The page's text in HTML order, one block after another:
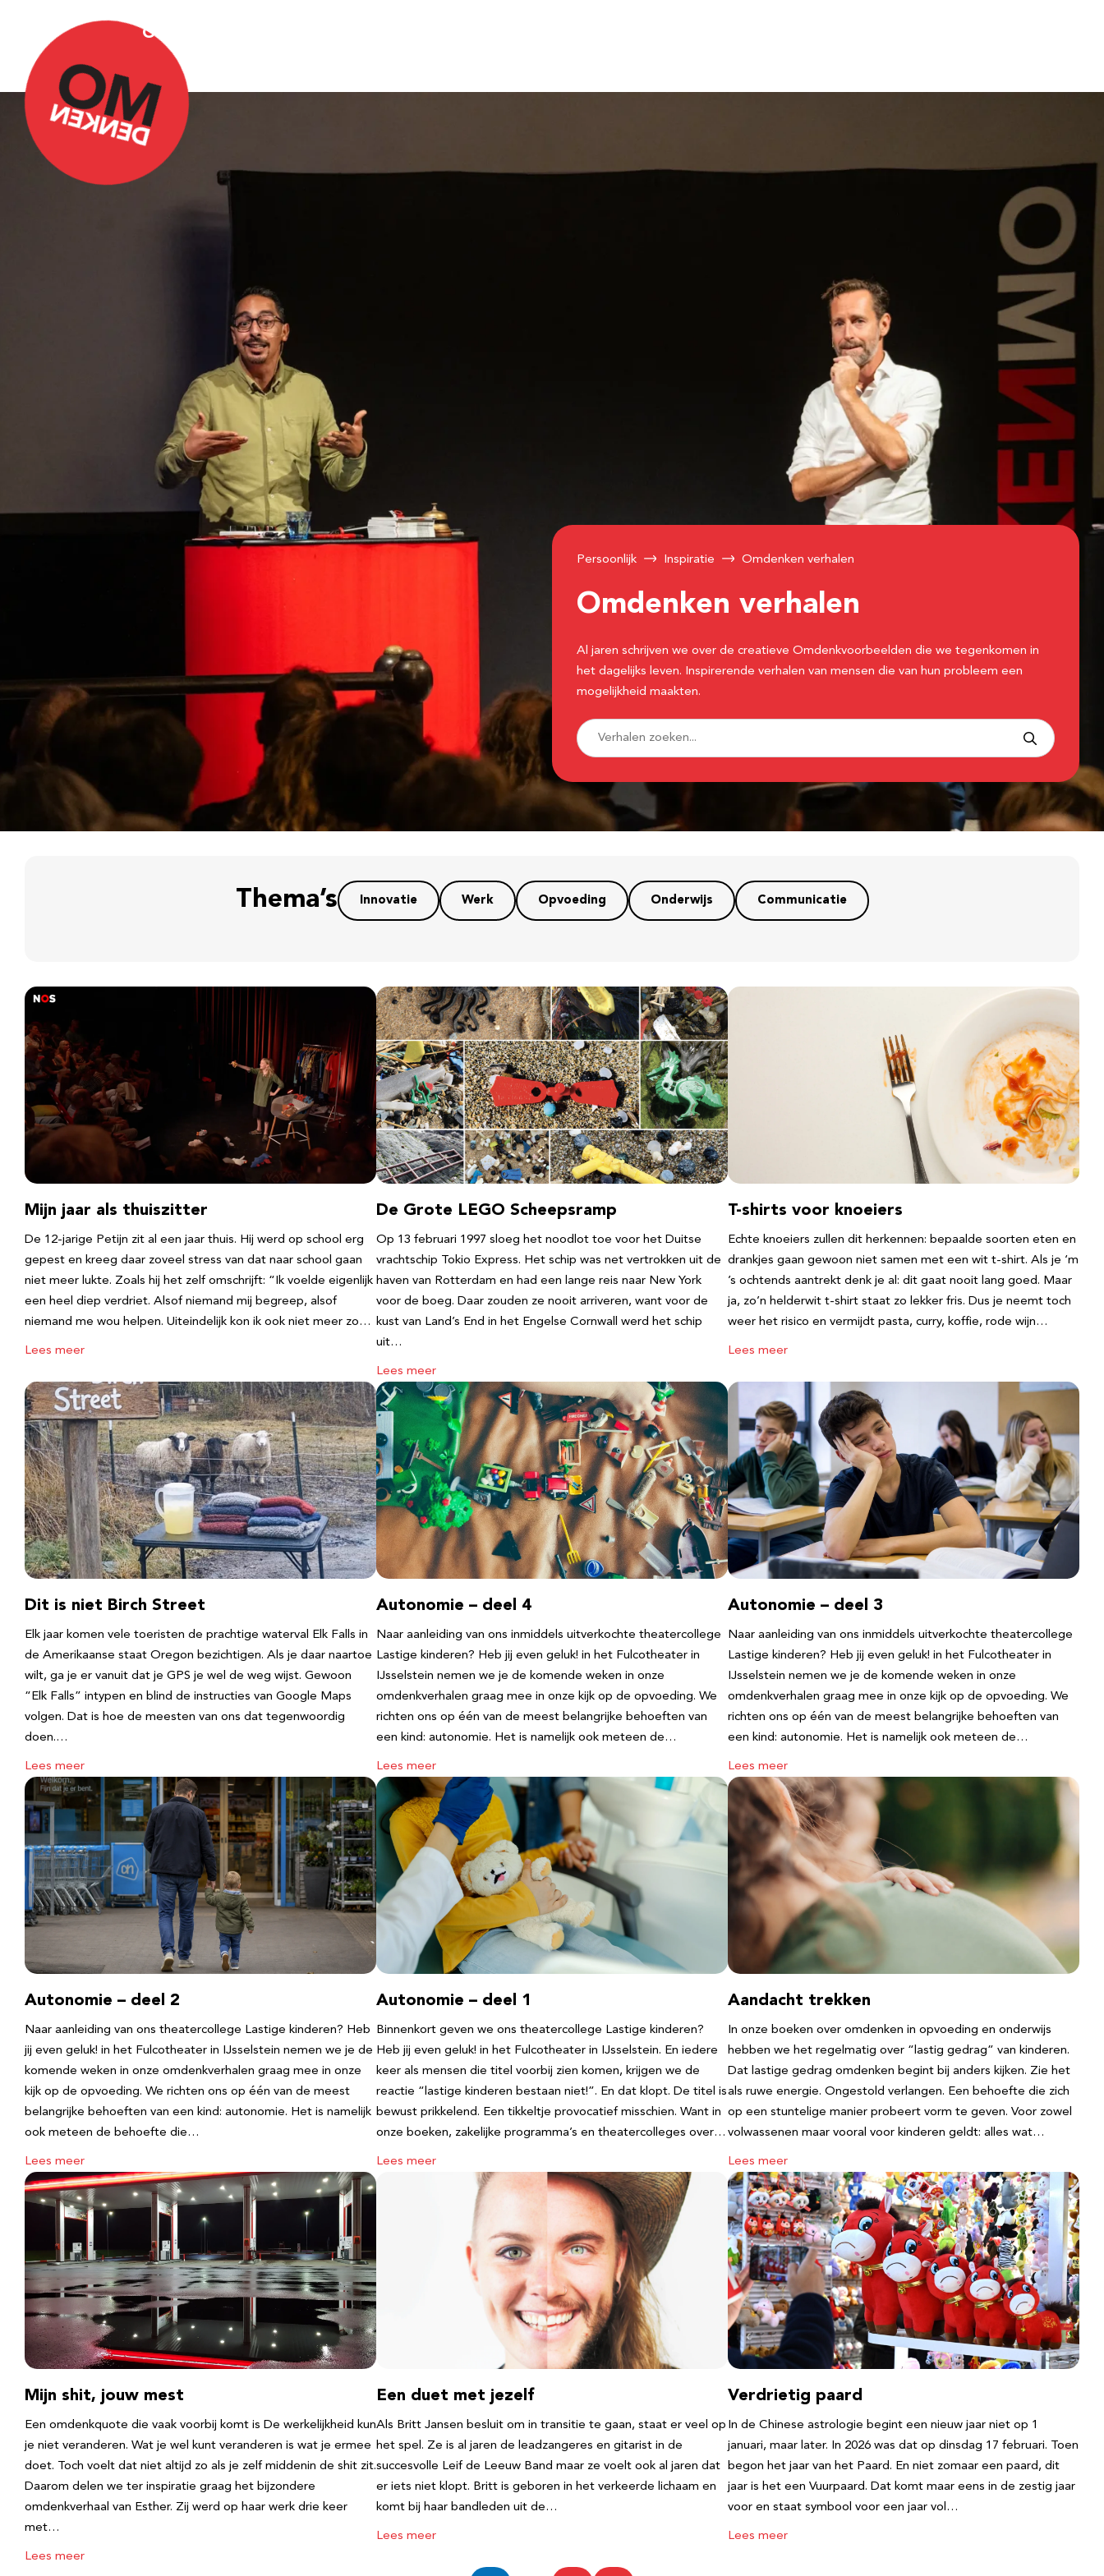
Over Omdenken
Persoonlijk Inspiratie Omdenken verhalen
Omdenken verhalen
Al jaren schrijven we over de creatieve Omdenkvoorbeelden die we tegenkomen in
het dagelijks leven. Inspirerende verhalen van mensen die van hun probleem een
mogelijkheid maakten.
Thema’s Innovatie Werk Opvoeding Onderwijs Communicatie
Mijn jaar als thuiszitter
De 12-jarige Petijn zit al een jaar thuis. Hij werd op school erg
gepest en kreeg daar zoveel stress van dat naar school gaan
niet meer lukte. Zoals hij het zelf omschrijft: “Ik voelde eigenlijk
een heel diep verdriet. Alsof niemand mij begreep, alsof
niemand me wou helpen. Uiteindelijk kon ik ook niet meer zo…
Lees meer
De Grote LEGO Scheepsramp
Op 13 februari 1997 sloeg het noodlot toe voor het Duitse
vrachtschip Tokio Express. Het schip was net vertrokken uit de
haven van Rotterdam en had een lange reis naar New York
voor de boeg. Daar zouden ze nooit arriveren, want voor de
kust van Land’s End in het Engelse Cornwall werd het schip
uit…
Lees meer
T-shirts voor knoeiers
Echte knoeiers zullen dit herkennen: bepaalde soorten eten en
drankjes gaan gewoon niet samen met een wit t-shirt. Als je ‘m
’s ochtends aantrekt denk je al: dit gaat nooit lang goed. Maar
ja, zo’n helderwit t-shirt staat zo lekker fris. Dus je neemt toch
weer het risico en vermijdt pasta, curry, koffie, rode wijn…
Lees meer
Dit is niet Birch Street
Elk jaar komen vele toeristen de prachtige waterval Elk Falls in
de Amerikaanse staat Oregon bezichtigen. Als je daar naartoe
wilt, ga je er vanuit dat je GPS je wel de weg wijst. Gewoon
“Elk Falls” intypen en blind de instructies van Google Maps
volgen. Dat is hoe de meesten van ons dat tegenwoordig
doen.…
Lees meer
Autonomie – deel 4
Naar aanleiding van ons inmiddels uitverkochte theatercollege
Lastige kinderen? Heb jij even geluk! in het Fulcotheater in
IJsselstein nemen we je de komende weken in onze
omdenkverhalen graag mee in onze kijk op de opvoeding. We
richten ons op één van de meest belangrijke behoeften van
een kind: autonomie. Het is namelijk ook meteen de…
Lees meer
Autonomie – deel 3
Naar aanleiding van ons inmiddels uitverkochte theatercollege
Lastige kinderen? Heb jij even geluk! in het Fulcotheater in
IJsselstein nemen we je de komende weken in onze
omdenkverhalen graag mee in onze kijk op de opvoeding. We
richten ons op één van de meest belangrijke behoeften van
een kind: autonomie. Het is namelijk ook meteen de…
Lees meer
Autonomie – deel 2
Naar aanleiding van ons theatercollege Lastige kinderen? Heb
jij even geluk! in het Fulcotheater in IJsselstein nemen we je de
komende weken in onze omdenkverhalen graag mee in onze
kijk op de opvoeding. We richten ons op één van de meest
belangrijke behoeften van een kind: autonomie. Het is namelijk
ook meteen de behoefte die…
Lees meer
Autonomie – deel 1
Binnenkort geven we ons theatercollege Lastige kinderen?
Heb jij even geluk! in het Fulcotheater in IJsselstein. En iedere
keer als mensen die titel voorbij zien komen, krijgen we de
reactie “lastige kinderen bestaan niet!”. En dat klopt. De titel is
bewust prikkelend. Een tikkeltje provocatief misschien. Want in
onze boeken, zakelijke programma’s en theatercolleges over…
Lees meer
Aandacht trekken
In onze boeken over omdenken in opvoeding en onderwijs
hebben we het regelmatig over “lastig gedrag” van kinderen.
Dat lastige gedrag omdenken begint bij anders kijken. Zie het
als ruwe energie. Ongestold verlangen. Een behoefte die zich
op een stuntelige manier probeert vorm te geven. Voor zowel
volwassenen maar vooral voor kinderen geldt: alles wat…
Lees meer
Mijn shit, jouw mest
Een omdenkquote die vaak voorbij komt is De werkelijkheid kun
je niet veranderen. Wat je wel kunt veranderen is wat je ermee
doet. Toch voelt dat niet altijd zo als je zelf middenin de shit zit.
Daarom delen we ter inspiratie graag het bijzondere
omdenkverhaal van Esther. Zij werd op haar werk drie keer
met…
Lees meer
Een duet met jezelf
Als Britt Jansen besluit om in transitie te gaan, staat er veel op
het spel. Ze is al jaren de leadzangeres en gitarist in de
succesvolle Leif de Leeuw Band maar ze voelt ook al jaren dat
er iets niet klopt. Britt is geboren in het verkeerde lichaam en
komt bij haar bandleden uit de…
Lees meer
Verdrietig paard
In de Chinese astrologie begint een nieuw jaar niet op 1
januari, maar later. In 2026 was dat op dinsdag 17 februari. Toen
begon het jaar van het Paard. En niet zomaar een paard, dit
jaar is het een Vuurpaard. Dat komt maar eens in de zestig jaar
voor en staat symbool voor een jaar vol…
Lees meer